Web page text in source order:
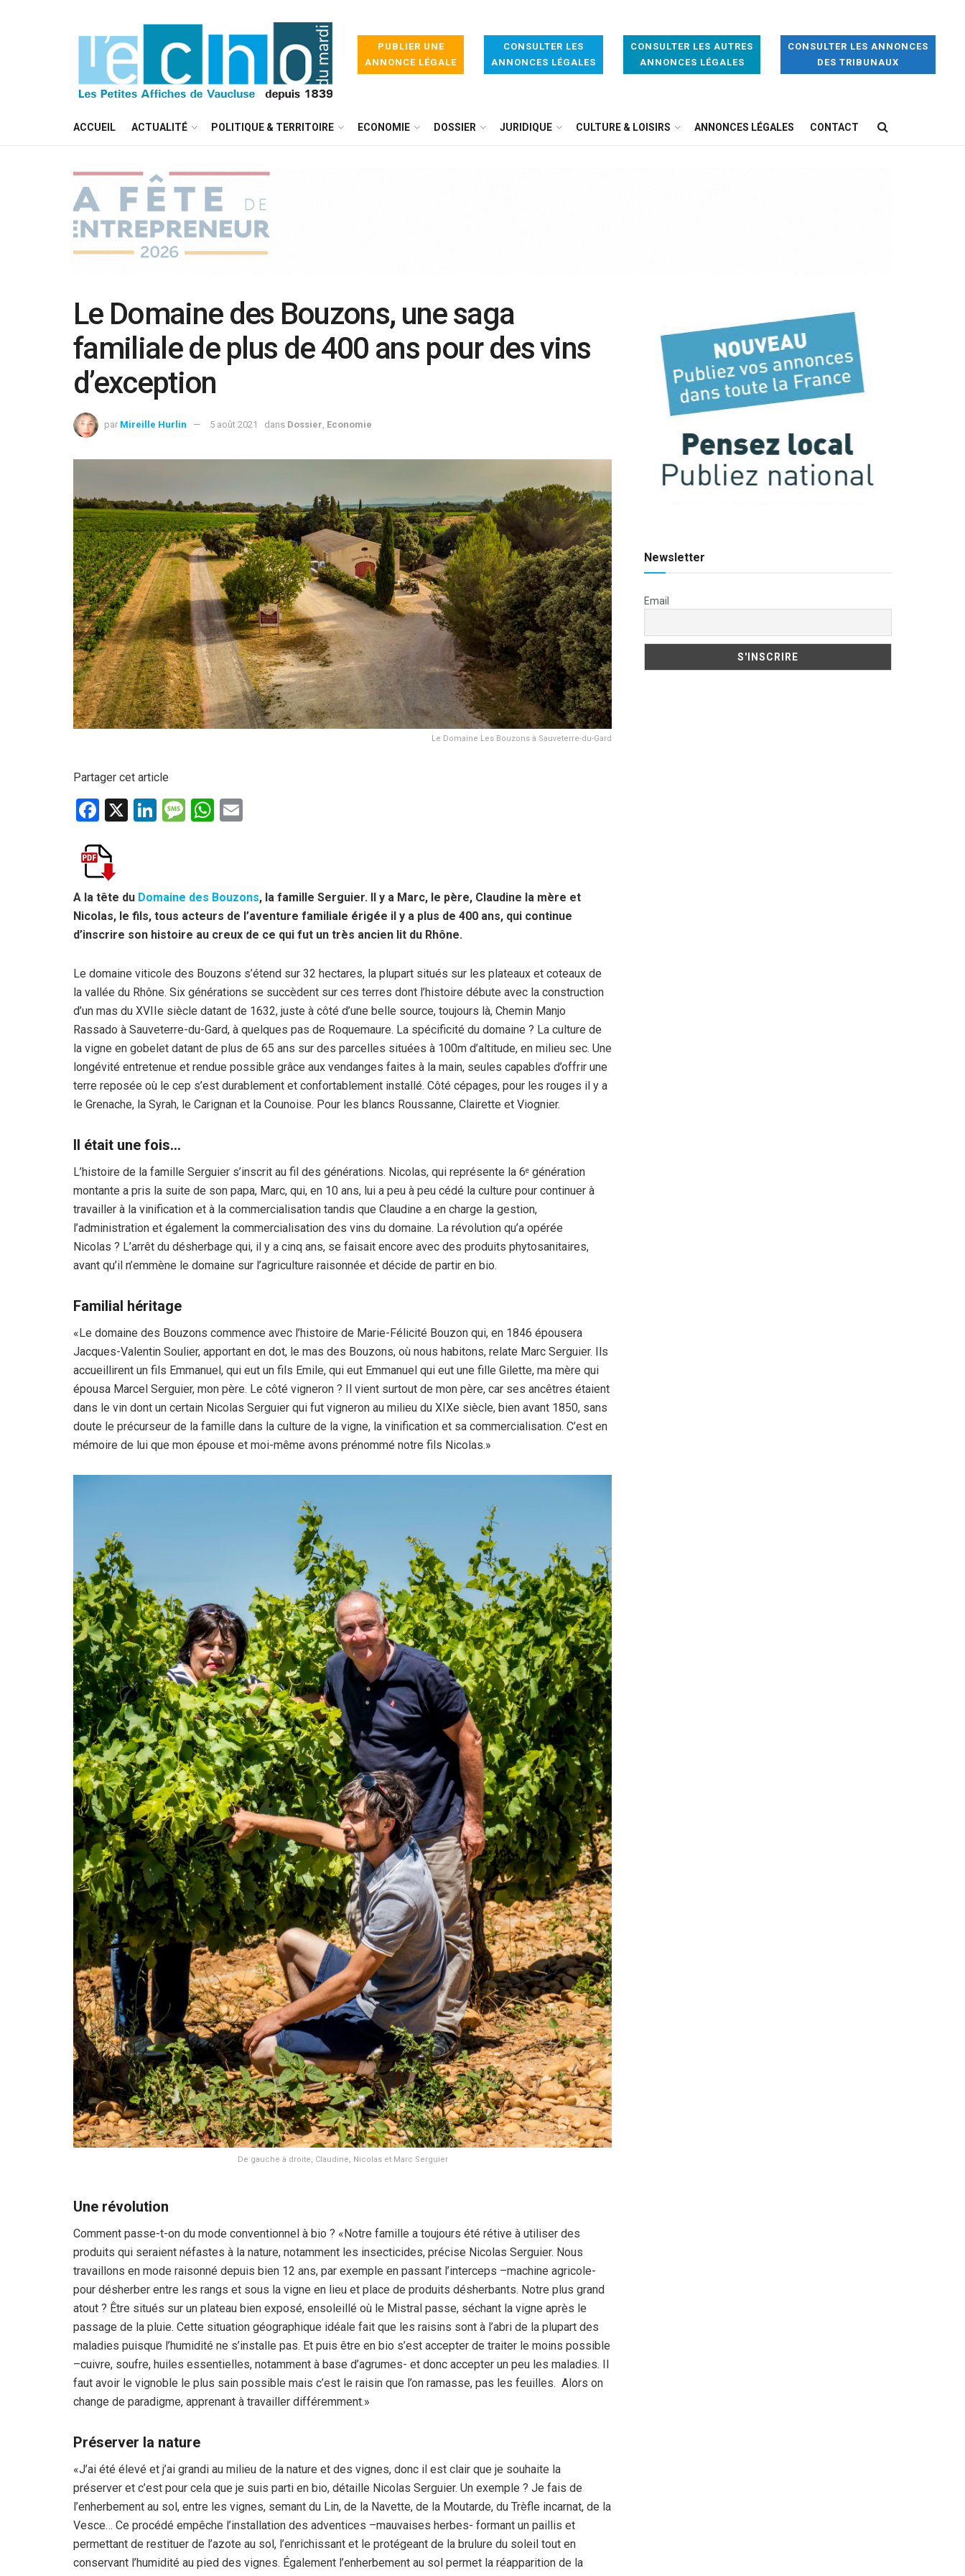
PUBLIER UNE
ANNONCE LÉGALE
CONSULTER LES
ANNONCES LÉGALES
CONSULTER LES AUTRES
ANNONCES LÉGALES
CONSULTER LES ANNONCES
DES TRIBUNAUX
ACCUEIL ACTUALITÉ POLITIQUE & TERRITOIRE ECONOMIE DOSSIER JURIDIQUE CULTURE & LOISIRS ANNONCES LÉGALES CONTACT
Le Domaine des Bouzons, une saga
familiale de plus de 400 ans pour des vins
d’exception
par Mireille Hurlin 5 août 2021 dans Dossier Economie
Le Domaine Les Bouzons à Sauveterre-du-Gard
Partager cet article
F
ce
b
o
o
k
X
Li
n
M
g
e
W
A
p
p
A la tête du Domaine des Bouzons, la famille Serguier. Il y a Marc, le père, Claudine la mère et
Nicolas, le fils, tous acteurs de l’aventure familiale érigée il y a plus de 400 ans, qui continue
d’inscrire son histoire au creux de ce qui fut un très ancien lit du Rhône.
Le domaine viticole des Bouzons s’étend sur 32 hectares, la plupart situés sur les plateaux et coteaux de
la vallée du Rhône. Six générations se succèdent sur ces terres dont l’histoire débute avec la construction
d’un mas du XVIIe siècle datant de 1632, juste à côté d’une belle source, toujours là, Chemin Manjo
Rassado à Sauveterre-du-Gard, à quelques pas de Roquemaure. La spécificité du domaine ? La culture de
la vigne en gobelet datant de plus de 65 ans sur des parcelles situées à 100m d’altitude, en milieu sec. Une
longévité entretenue et rendue possible grâce aux vendanges faites à la main, seules capables d’offrir une
terre reposée où le cep s’est durablement et confortablement installé. Côté cépages, pour les rouges il y a
le Grenache, la Syrah, le Carignan et la Counoise. Pour les blancs Roussanne, Clairette et Viognier.
Il était une fois…
L’histoire de la famille Serguier s’inscrit au fil des générations. Nicolas, qui représente la 6e génération
montante a pris la suite de son papa, Marc, qui, en 10 ans, lui a peu à peu cédé la culture pour continuer à
travailler à la vinification et à la commercialisation tandis que Claudine a en charge la gestion,
l’administration et également la commercialisation des vins du domaine. La révolution qu’a opérée
Nicolas ? L’arrêt du désherbage qui, il y a cinq ans, se faisait encore avec des produits phytosanitaires,
avant qu’il n’emmène le domaine sur l’agriculture raisonnée et décide de partir en bio.
Familial héritage
«Le domaine des Bouzons commence avec l’histoire de Marie-Félicité Bouzon qui, en 1846 épousera
Jacques-Valentin Soulier, apportant en dot, le mas des Bouzons, où nous habitons, relate Marc Serguier. Ils
accueillirent un fils Emmanuel, qui eut un fils Emile, qui eut Emmanuel qui eut une fille Gilette, ma mère qui
épousa Marcel Serguier, mon père. Le côté vigneron ? Il vient surtout de mon père, car ses ancêtres étaient
dans le vin dont un certain Nicolas Serguier qui fut vigneron au milieu du XIXe siècle, bien avant 1850, sans
doute le précurseur de la famille dans la culture de la vigne, la vinification et sa commercialisation. C’est en
mémoire de lui que mon épouse et moi-même avons prénommé notre fils Nicolas.»
De gauche à droite, Claudine, Nicolas et Marc Serguier
Une révolution
Comment passe-t-on du mode conventionnel à bio ? «Notre famille a toujours été rétive à utiliser des
produits qui seraient néfastes à la nature, notamment les insecticides, précise Nicolas Serguier. Nous
travaillons en mode raisonné depuis bien 12 ans, par exemple en passant l’interceps –machine agricole-
pour désherber entre les rangs et sous la vigne en lieu et place de produits désherbants. Notre plus grand
atout ? Être situés sur un plateau bien exposé, ensoleillé où le Mistral passe, séchant la vigne après le
passage de la pluie. Cette situation géographique idéale fait que les raisins sont à l’abri de la plupart des
maladies puisque l’humidité ne s’installe pas. Et puis être en bio s’est accepter de traiter le moins possible
–cuivre, soufre, huiles essentielles, notamment à base d’agrumes- et donc accepter un peu les maladies. Il
faut avoir le vignoble le plus sain possible mais c’est le raisin que l’on ramasse, pas les feuilles. Alors on
change de paradigme, apprenant à travailler différemment.»
Préserver la nature
«J’ai été élevé et j’ai grandi au milieu de la nature et des vignes, donc il est clair que je souhaite la
préserver et c’est pour cela que je suis parti en bio, détaille Nicolas Serguier. Un exemple ? Je fais de
l’enherbement au sol, entre les vignes, semant du Lin, de la Navette, de la Moutarde, du Trèfle incarnat, de la
Vesce… Ce procédé empêche l’installation des adventices –mauvaises herbes- formant un paillis et
permettant de restituer de l’azote au sol, l’enrichissant et le protégeant de la brulure du soleil tout en
conservant l’humidité au pied des vignes. Également l’enherbement au sol permet la réapparition de la
Newsletter
Email